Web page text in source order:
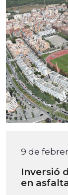
9 de
Inversió
en